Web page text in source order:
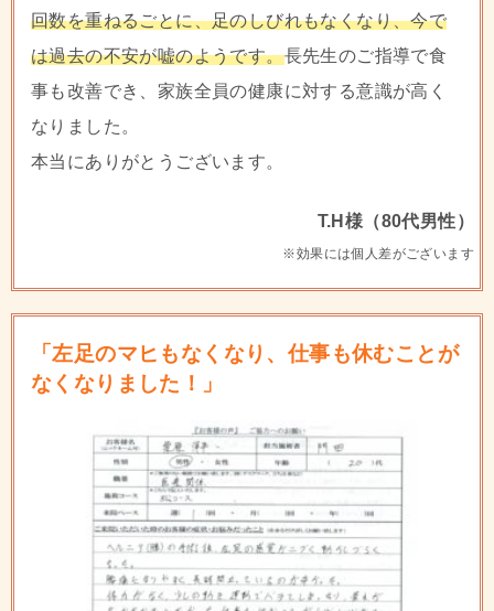
回数を重ねるごとに、足のしびれもなくなり、今で
は過去の不安が嘘のようです。長先生のご指導で食
事も改善でき、家族全員の健康に対する意識が高く
なりました。
本当にありがとうございます。
T.H様（80代男性）
※効果には個人差がございます
「左足のマヒもなくなり、仕事も休むことが
なくなりました！」